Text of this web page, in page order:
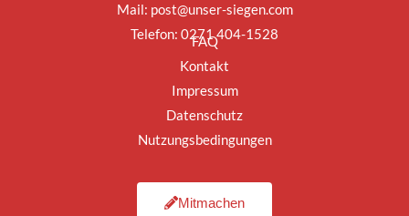
Mail: post@unser-siegen.com
Telefon: 0271 404-1528
FAQ
Kontakt
Impressum
Datenschutz
Nutzungsbedingungen
Mitmachen